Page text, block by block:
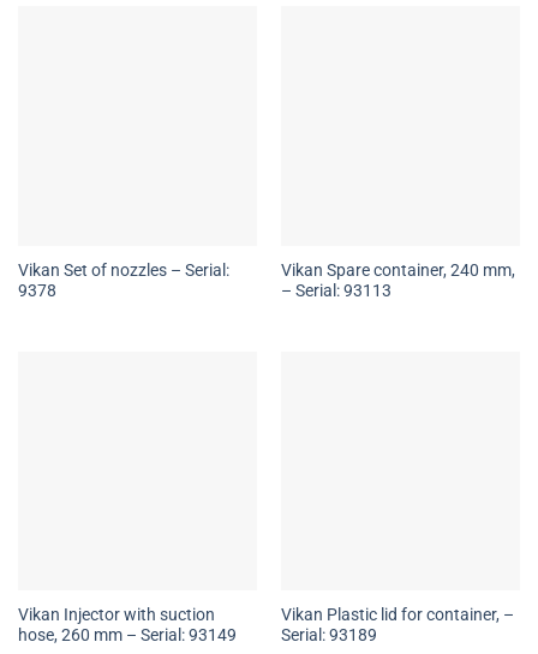
Vikan Set of nozzles – Serial:
9378
Vikan Spare container, 240 mm,
– Serial: 93113
Vikan Injector with suction
hose, 260 mm – Serial: 93149
Vikan Plastic lid for container, –
Serial: 93189